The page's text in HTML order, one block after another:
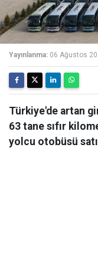
Yayınlanma: 06 Ağustos
Türkiye'de artan
63 tane sıfır
yolcu otobüsü